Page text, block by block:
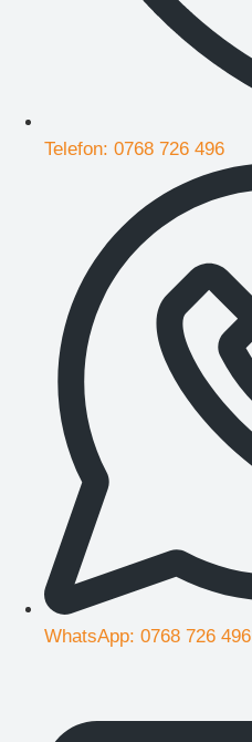
Telefon: 0768 726 496
WhatsApp: 0768 726 496